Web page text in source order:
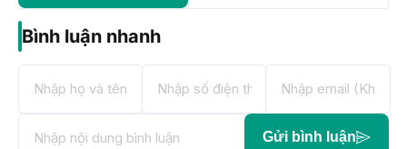
Bình luận nhanh
Gửi bình luận